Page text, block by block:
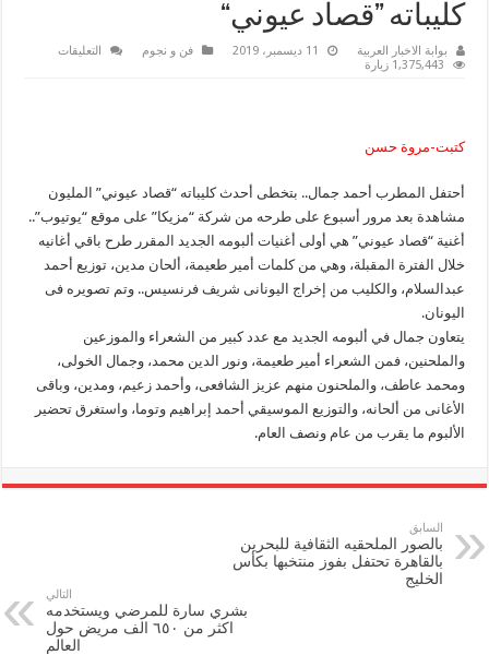
كليباته ”قصاد عيوني“
بوابة الاخبار العربية 11 ديسمبر، 2019 فن و نجوم التعليقات
طرح
كليباته
”قصاد
عيوني“
مغلقة
1,375,443 زيارة
كتبت-مروة حسن
أحتفل المطرب أحمد جمال.. بتخطى أحدث كليباته “قصاد عيوني” المليون
مشاهدة بعد مرور أسبوع على طرحه من شركة “مزيكا” على موقع “يوتيوب”..
أغنية “قصاد عيوني” هي أولى أغنيات ألبومه الجديد المقرر طرح باقي أغانيه
خلال الفترة المقبلة، وهي من كلمات أمير طعيمة، ألحان مدين، توزيع أحمد
عبدالسلام، والكليب من إخراج اليونانى شريف فرنسيس.. وتم تصويره فى
اليونان.
يتعاون جمال في ألبومه الجديد مع عدد كبير من الشعراء والموزعين
والملحنين، فمن الشعراء أمير طعيمة، ونور الدين محمد، وجمال الخولى،
ومحمد عاطف، والملحنون منهم عزيز الشافعى، وأحمد زعيم، ومدين، وباقى
الأغانى من ألحانه، والتوزيع الموسيقي أحمد إبراهيم وتوما، واستغرق تحضير
الألبوم ما يقرب من عام ونصف العام.
السابق
بالصور الملحقيه الثقافية للبحرين
بالقاهرة تحتفل بفوز منتخبها بكأس
الخليج
التالي
بشري سارة للمرضي ويستخدمه
اكثر من ٦٥٠ الف مريض حول
العالم